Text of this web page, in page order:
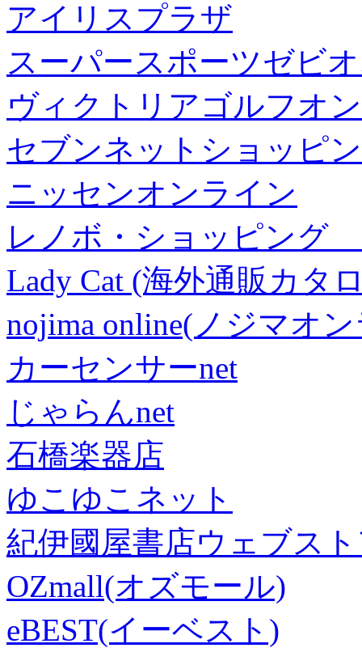
アイリスプラザ
スーパースポーツゼビ
ヴィクトリアゴルフオ
セブンネットショッピ
ニッセンオンライン
レノボ・ショッピング
Lady Cat (海外通販カタ
nojima online(ノジマオ
カーセンサーnet
じゃらんnet
石橋楽器店
ゆこゆこネット
紀伊國屋書店ウェブス
OZmall(オズモール)
eBEST(イーベスト)